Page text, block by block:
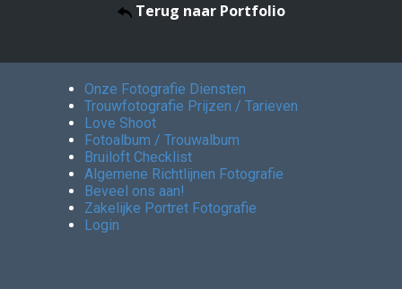
Terug naar Portfolio
Onze Fotografie Diensten
Trouwfotografie Prijzen / Tarieven
Love Shoot
Fotoalbum / Trouwalbum
Bruiloft Checklist
Algemene Richtlijnen Fotografie
Beveel ons aan!
Zakelijke Portret Fotografie
Login